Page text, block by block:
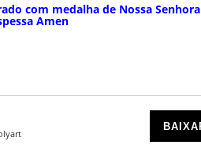
com medalha de Nossa
Amen